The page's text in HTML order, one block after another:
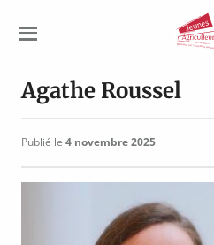
Agriculteurs
Agathe Roussel
Publié le 4 novembre 2025